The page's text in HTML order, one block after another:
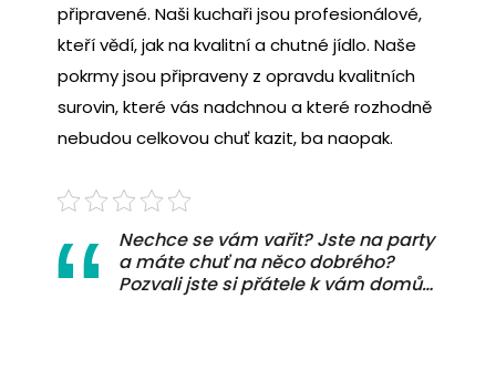
připravené. Naši kuchaři jsou profesionálové,
kteří vědí, jak na kvalitní a chutné jídlo. Naše
pokrmy jsou připraveny z opravdu kvalitních
surovin, které vás nadchnou a které rozhodně
nebudou celkovou chuť kazit, ba naopak.
Nechce se vám vařit? Jste na party
a máte chuť na něco dobrého?
Pozvali jste si přátele k vám domů…